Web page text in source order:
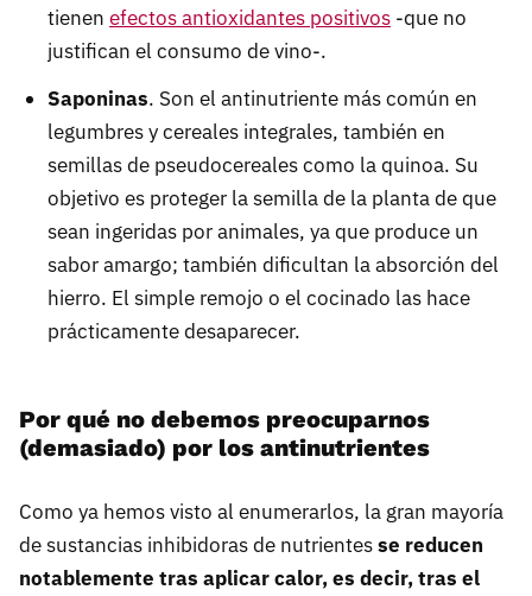
tienen efectos antioxidantes positivos -que no
justifican el consumo de vino-.
Saponinas. Son el antinutriente más común en
legumbres y cereales integrales, también en
semillas de pseudocereales como la quinoa. Su
objetivo es proteger la semilla de la planta de que
sean ingeridas por animales, ya que produce un
sabor amargo; también dificultan la absorción del
hierro. El simple remojo o el cocinado las hace
prácticamente desaparecer.
Por qué no debemos preocuparnos
(demasiado) por los antinutrientes
Como ya hemos visto al enumerarlos, la gran mayoría
de sustancias inhibidoras de nutrientesse reducen
notablemente tras aplicar calor, es decir, tras el